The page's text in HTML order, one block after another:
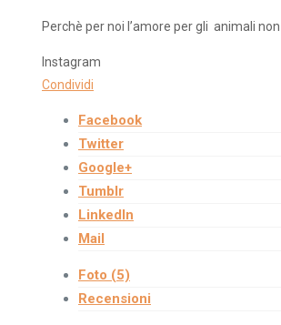
Perchè per noi l’amore per gli animali
Instagram
Condividi
Facebook
Twitter
Google+
Tumblr
LinkedIn
Mail
Foto (5)
Recensioni